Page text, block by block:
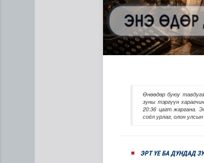
Өнөөдөр буюу
зуны тэргүүн
20:36 цагт жаргана.
соёл урлаг, олон
ЭРТ ҮЕ БА ДУНДАД